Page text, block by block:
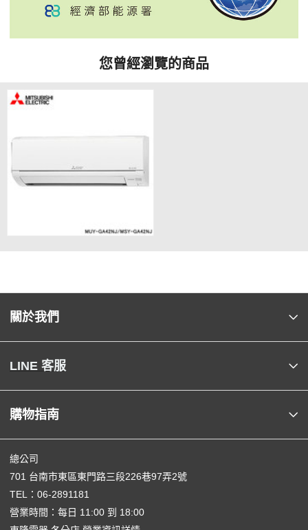
您曾經瀏覽的商品
關於我們
LINE 客服
購物指南
總公司
701 台南市東區東門路三段226巷97弄2號
TEL： 06-2891181
營業時間：每日 11:00 到 18:00